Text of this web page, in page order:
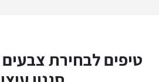
טיפים לבחירת